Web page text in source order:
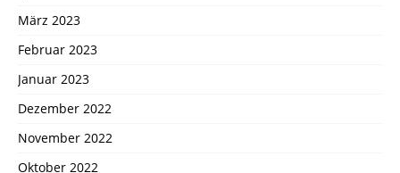
März 2023
Februar 2023
Januar 2023
Dezember 2022
November 2022
Oktober 2022